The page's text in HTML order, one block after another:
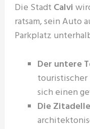
Die Stadt Calvi
ratsam, sein Auto
Parkplatz
Der untere
sich einen
Die Zitadelle